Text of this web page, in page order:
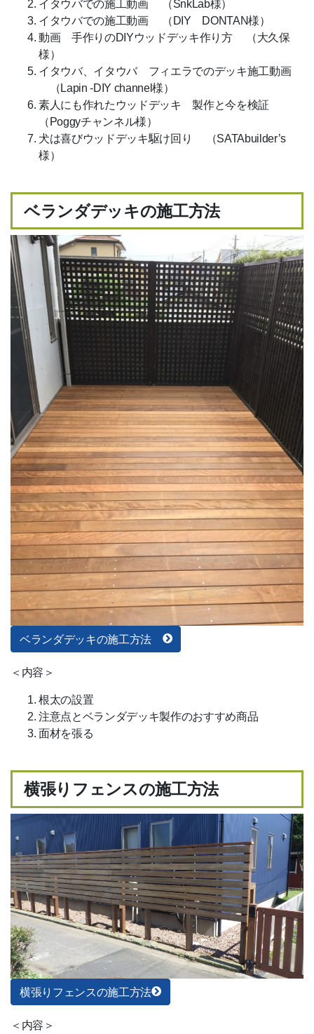
イタウバでの施工動画 （SnkLab様）
イタウバでの施工動画 （DIY DONTAN様）
動画 手作りのDIYウッドデッキ作り方 （大久保
様）
イタウバ、イタウバ フィエラでのデッキ施工動画
（Lapin -DIY channel様）
素人にも作れたウッドデッキ 製作と今を検証
（Poggyチャンネル様）
犬は喜びウッドデッキ駆け回り （SATAbuilder’s
様）
ベランダデッキの施工方法
ベランダデッキの施工方法
＜内容＞
根太の設置
注意点とベランダデッキ製作のおすすめ商品
面材を張る
横張りフェンスの施工方法
横張りフェンスの施工方法
＜内容＞